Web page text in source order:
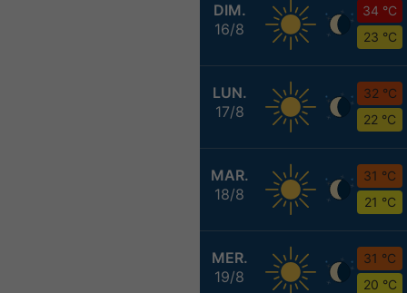
DIM.
16/8
34 °C
23 °C
LUN.
17/8
32 °C
22 °C
MAR.
18/8
31 °C
21 °C
MER.
19/8
31 °C
20 °C